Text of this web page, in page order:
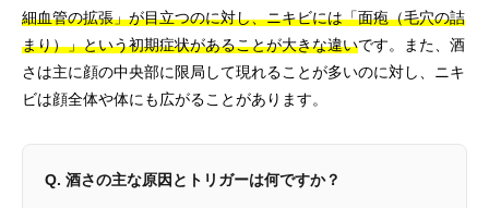
細血管の拡張」が目立つのに対し、ニキビには「面疱（毛穴の詰
まり）」という初期症状があることが大きな違いです。また、酒
さは主に顔の中央部に限局して現れることが多いのに対し、ニキ
ビは顔全体や体にも広がることがあります。
Q. 酒さの主な原因とトリガーは何ですか？